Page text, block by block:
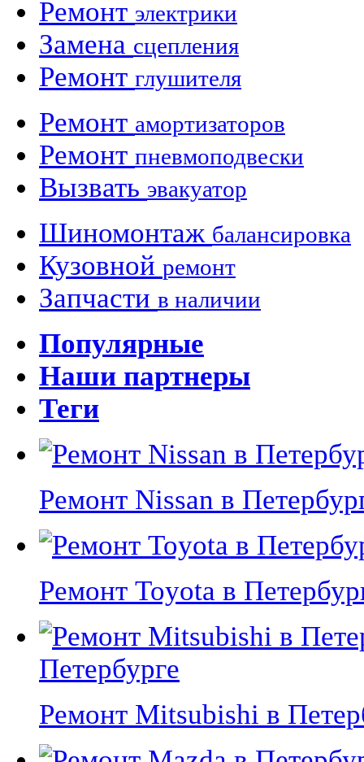
Ремонт электрики
Замена сцепления
Ремонт глушителя
Ремонт амортизаторов
Ремонт пневмоподвески
Вызвать эвакуатор
Шиномонтаж балансировка
Кузовной ремонт
Запчасти в наличии
Популярные
Наши партнеры
Теги
Ремонт Nissan в
Ремонт Toyota в
Петербурге
Ремонт Mitsubishi в